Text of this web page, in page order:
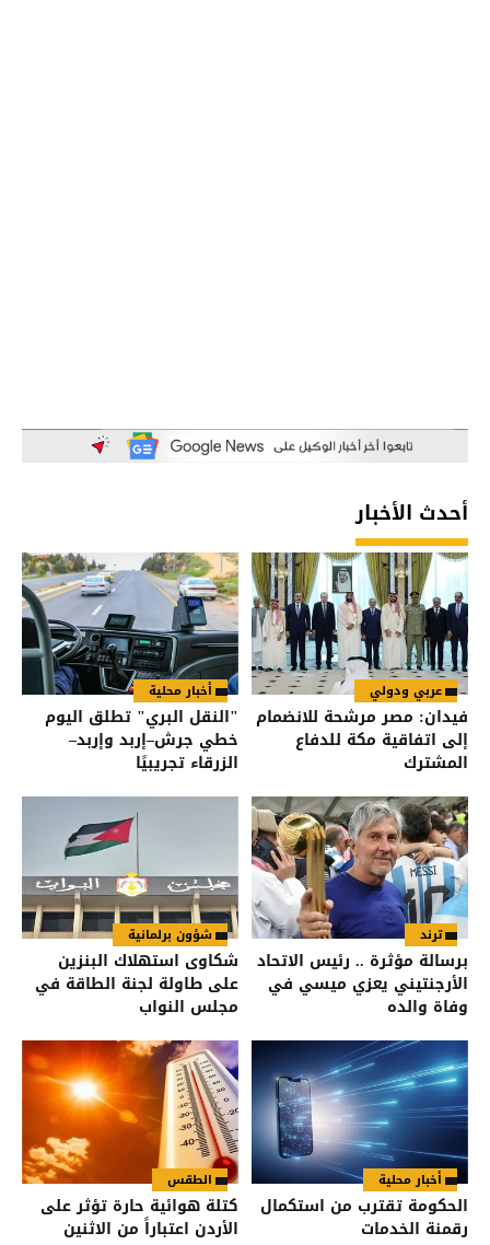
أحدث الأخبار
عربي ودولي
فيدان: مصر مرشحة للانضمام
إلى اتفاقية مكة للدفاع
المشترك
أخبار محلية
"النقل البري" تطلق اليوم
خطي جرش–إربد وإربد–
الزرقاء تجريبيًا
ترند
برسالة مؤثرة .. رئيس الاتحاد
الأرجنتيني يعزي ميسي في
وفاة والده
شؤون برلمانية
شكاوى استهلاك البنزين
على طاولة لجنة الطاقة في
مجلس النواب
أخبار محلية
الحكومة تقترب من استكمال
رقمنة الخدمات
الطقس
كتلة هوائية حارة تؤثر على
الأردن اعتباراً من الاثنين